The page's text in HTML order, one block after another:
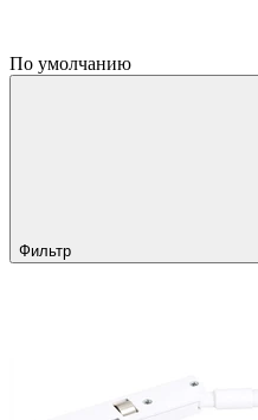
По умолчанию
Фильтр